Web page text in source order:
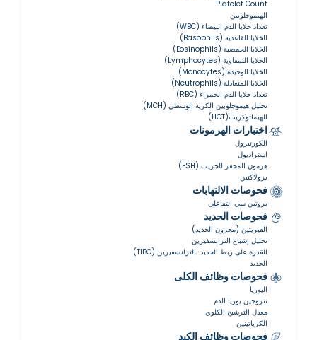
Platelet Count
الهيموجلوبين
تعداد خلايا الدم البيضاء (WBC)
الخلايا القاعدية (Basophils)
الخلايا الحمضية (Eosinophils)
الخلايا اللمفاوية (Lymphocytes)
الخلايا الوحيدة (Monocytes)
الخلايا المتعادلة (Neutrophils)
تعداد خلايا الدم الحمراء (RBC)
تحليل هيموجلوبين الكرية الوسطي (MCH)
الهيماتوكريت(HCT)
اختبارات الهرمونات
الكورتيزول
استراديول
هرمون المحفز للجريب (FSH)
برولاكتين
فحوصات الالتهابات
بروتين سي التفاعلي
فحوصات الحديد
الفيريتين (مخزون الحديد)
تحليل إشباع الترانسفيرين
القدرة على ربط الحديد بالترانسفيرين (TIBC)
الحديد
فحوصات وظائف الكلى
اليوريا
نتروجين يوريا الدم
معدل الترشيح الكلوي
الكرياتينين
فحوصات وظائف الكبد